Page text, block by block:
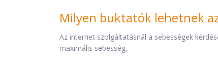
Milyen buktatók lehetnek
Az internet szolgáltatásnál a sebességek
maximális sebesség.